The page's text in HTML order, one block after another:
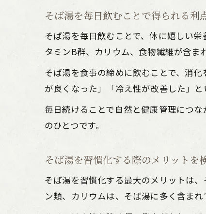
そば湯を毎日飲むことで得られる利
そば湯を毎日飲むことで、体に嬉しい
タミンB群、カリウム、食物繊維が含ま
そば湯を食事の締めに飲むことで、消
が良くなった」「冷え性が改善した」と
毎日続けることで自然と健康管理につ
のひとつです。
そば湯を習慣化する際のメリットを
そば湯を習慣化する最大のメリットは
ン類、カリウムは、そば湯に多く含まれ